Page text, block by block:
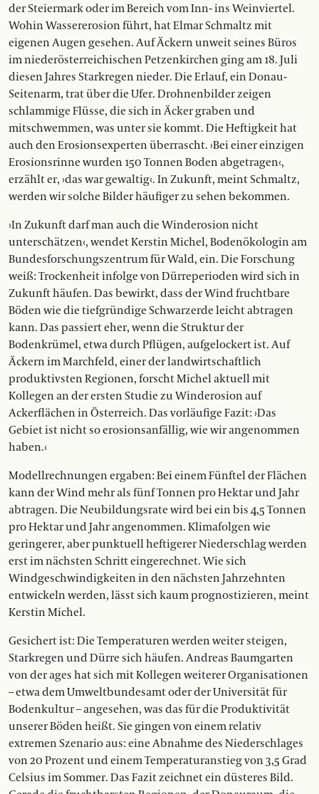
der Steiermark oder im ­Bereich vom Inn- ins Weinviertel.
Wohin Wassererosion führt, hat Elmar Schmaltz mit
eigenen Augen gesehen. Auf Äckern unweit seines Büros
im niederösterreichischen Petzenkirchen ging am 18. Juli
diesen Jahres Starkregen nieder. Die Erlauf, ein Donau-
Seitenarm, trat über die Ufer. Drohnenbilder zeigen
schlammige Flüsse, die sich in Äcker graben und
mitschwemmen, was unter sie kommt. Die Heftigkeit hat
auch den Erosionsexperten überrascht. ›Bei einer einzigen
Erosionsrinne wurden 150 Tonnen Boden abgetragen‹,
erzählt er, ›das war gewaltig‹. In Zukunft, meint Schmaltz,
werden wir solche Bilder häufiger zu sehen bekommen.
›In Zukunft darf man auch die Winderosion nicht
unterschätzen‹, wendet Kerstin Michel, Bodenökologin am
Bundesforschungszentrum für Wald, ein. Die Forschung
weiß: Trockenheit infolge von Dürreperioden wird sich in
Zukunft häufen. Das bewirkt, dass der Wind fruchtbare
Böden wie die tiefgründige Schwarzerde leicht abtragen
kann. Das passiert eher, wenn die Struktur der
Bodenkrümel, etwa durch Pflügen, aufgelockert ist. Auf
Äckern im Marchfeld, einer der landwirtschaftlich
produktivsten Regionen, forscht Michel aktuell mit
Kollegen an der ersten Studie zu Winderosion auf
Ackerflächen in Österreich. Das vorläufige Fazit: ›Das
Gebiet ist nicht so erosionsanfällig, wie wir angenommen
haben.‹
Modellrechnungen ergaben: Bei einem Fünftel der Flächen
kann der Wind mehr als fünf Tonnen pro Hektar und Jahr
abtragen. Die Neubildungsrate wird bei ein bis 4,5 Tonnen
pro Hektar und Jahr angenommen. Klimafolgen wie
geringerer, aber punktuell heftigerer Niederschlag werden
erst im nächsten Schritt eingerechnet. Wie sich
Windgeschwindigkeiten in den nächsten Jahrzehnten
entwickeln werden, lässt sich kaum prognostizieren, meint
Kerstin Michel.
Gesichert ist: Die Temperaturen werden weiter steigen,
Starkregen und Dürre sich häufen. Andreas Baumgarten
von der ages hat sich mit Kollegen weiterer Organisationen
– etwa dem Umweltbundesamt oder der Universität für
Bodenkultur – angesehen, was das für die Produktivität
unserer Böden heißt. Sie gingen von einem relativ
extremen Szenario aus: eine Abnahme des Niederschlages
von 20 Prozent und einem Temperaturanstieg von 3,5 Grad
Celsius im Sommer. Das Fazit zeichnet ein düsteres Bild.